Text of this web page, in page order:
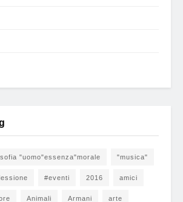
"uomo"essenza"morale "musica"
#eventi 2016 amici
Animali Armani arte